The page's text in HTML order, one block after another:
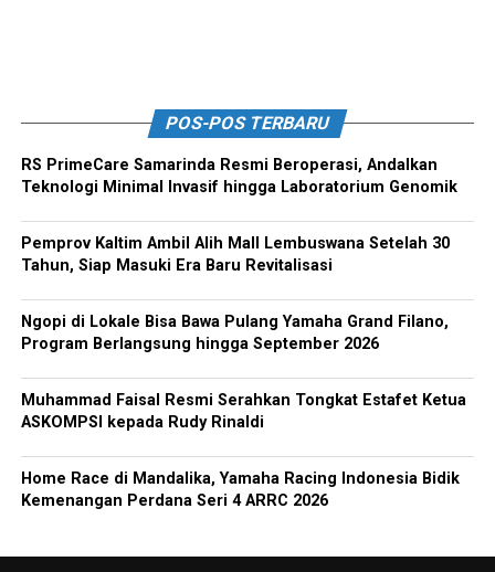
POS-POS TERBARU
RS PrimeCare Samarinda Resmi Beroperasi, Andalkan
Teknologi Minimal Invasif hingga Laboratorium Genomik
Pemprov Kaltim Ambil Alih Mall Lembuswana Setelah 30
Tahun, Siap Masuki Era Baru Revitalisasi
Ngopi di Lokale Bisa Bawa Pulang Yamaha Grand Filano,
Program Berlangsung hingga September 2026
Muhammad Faisal Resmi Serahkan Tongkat Estafet Ketua
ASKOMPSI kepada Rudy Rinaldi
Home Race di Mandalika, Yamaha Racing Indonesia Bidik
Kemenangan Perdana Seri 4 ARRC 2026